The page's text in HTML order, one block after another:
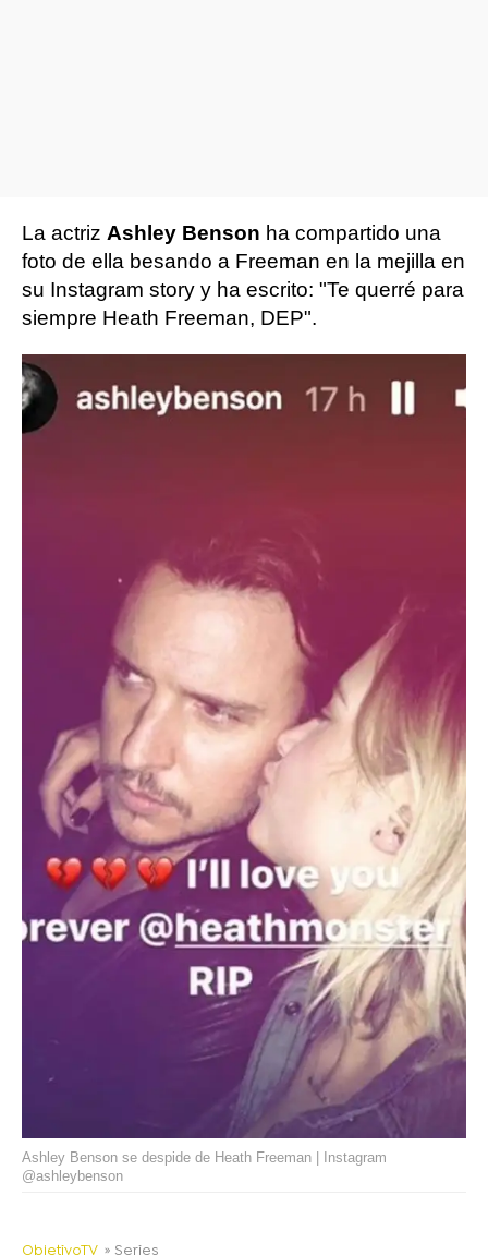
La actriz Ashley Benson ha compartido una
foto de ella besando a Freeman en la mejilla en
su Instagram story y ha escrito: "Te querré para
siempre Heath Freeman, DEP".
Ashley Benson se despide de Heath Freeman | Instagram
@ashleybenson
ObjetivoTV » Series